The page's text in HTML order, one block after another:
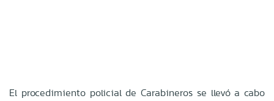
El procedimiento policial de Carabineros se llevó a cabo